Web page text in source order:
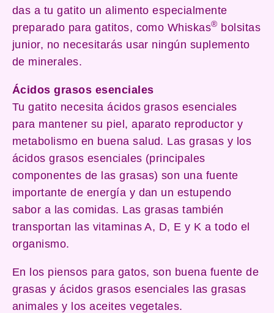
das a tu gatito un alimento especialmente
preparado para gatitos, como Whiskas® bolsitas
junior, no necesitarás usar ningún suplemento
de minerales.
Ácidos grasos esenciales
Tu gatito necesita ácidos grasos esenciales
para mantener su piel, aparato reproductor y
metabolismo en buena salud. Las grasas y los
ácidos grasos esenciales (principales
componentes de las grasas) son una fuente
importante de energía y dan un estupendo
sabor a las comidas. Las grasas también
transportan las vitaminas A, D, E y K a todo el
organismo.
En los piensos para gatos, son buena fuente de
grasas y ácidos grasos esenciales las grasas
animales y los aceites vegetales.